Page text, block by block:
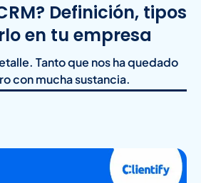
Definición, tipos
en tu empresa
Tanto que nos ha quedado
con mucha sustancia.